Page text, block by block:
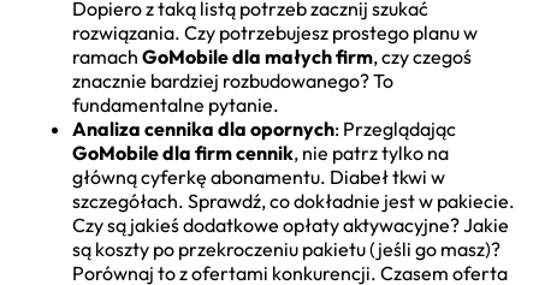
Dopiero z taką listą potrzeb zacznij szukać
rozwiązania. Czy potrzebujesz prostego planu w
ramach GoMobile dla małych firm, czy czegoś
znacznie bardziej rozbudowanego? To
fundamentalne pytanie.
Analiza cennika dla opornych: Przeglądając
GoMobile dla firm cennik, nie patrz tylko na
główną cyferkę abonamentu. Diabeł tkwi w
szczegółach. Sprawdź, co dokładnie jest w pakiecie.
Czy są jakieś dodatkowe opłaty aktywacyjne? Jakie
są koszty po przekroczeniu pakietu (jeśli go masz)?
Porównaj to z ofertami konkurencji. Czasem oferta